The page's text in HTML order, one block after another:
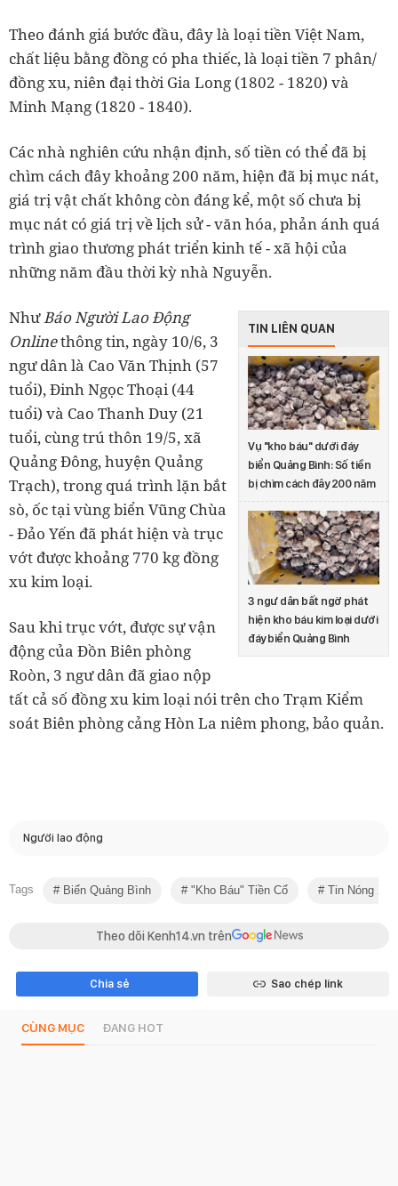
Theo đánh giá bước đầu, đây là loại tiền Việt Nam,
chất liệu bằng đồng có pha thiếc, là loại tiền 7 phân/
đồng xu, niên đại thời Gia Long (1802 - 1820) và
Minh Mạng (1820 - 1840).
Các nhà nghiên cứu nhận định, số tiền có thể đã bị
chìm cách đây khoảng 200 năm, hiện đã bị mục nát,
giá trị vật chất không còn đáng kể, một số chưa bị
mục nát có giá trị về lịch sử - văn hóa, phản ánh quá
trình giao thương phát triển kinh tế - xã hội của
những năm đầu thời kỳ nhà Nguyễn.
TIN LIÊN QUAN
Vụ "kho báu" dưới đáy
biển Quảng Bình: Số tiền
bị chìm cách đây 200 năm
3 ngư dân bất ngờ phát
hiện kho báu kim loại dưới
đáy biển Quảng Bình
Như Báo Người Lao Động
Onlinethông tin, ngày 10/6, 3
ngư dân là Cao Văn Thịnh (57
tuổi), Đinh Ngọc Thoại (44
tuổi) và Cao Thanh Duy (21
tuổi, cùng trú thôn 19/5, xã
Quảng Đông, huyện Quảng
Trạch), trong quá trình lặn bắt
sò, ốc tại vùng biển Vũng Chùa
- Đảo Yến đã phát hiện và trục
vớt được khoảng 770 kg đồng
xu kim loại.
Sau khi trục vớt, được sự vận
động của Đồn Biên phòng
Roòn, 3 ngư dân đã giao nộp
tất cả số đồng xu kim loại nói trên cho Trạm Kiểm
soát Biên phòng cảng Hòn La niêm phong, bảo quản.
Người lao động
Tags Biển Quảng Bình "kho Báu" Tiền Cổ Tin Nóng Xã
Theo dõi Kenh14.vn trên
Chia sẻ Sao chép link
CÙNG MỤC ĐANG HOT